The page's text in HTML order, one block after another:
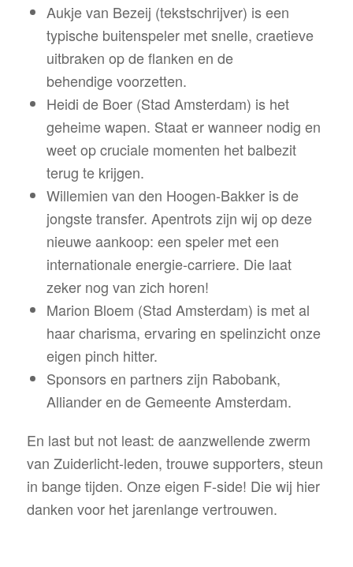
Aukje van Bezeij (tekstschrijver) is een
typische buitenspeler met snelle, craetieve
uitbraken op de flanken en de
behendige voorzetten.
Heidi de Boer (Stad Amsterdam) is het
geheime wapen. Staat er wanneer nodig en
weet op cruciale momenten het balbezit
terug te krijgen.
Willemien van den Hoogen-Bakker is de
jongste transfer. Apentrots zijn wij op deze
nieuwe aankoop: een speler met een
internationale energie-carriere. Die laat
zeker nog van zich horen!
Marion Bloem (Stad Amsterdam) is met al
haar charisma, ervaring en spelinzicht onze
eigen pinch hitter.
Sponsors en partners zijn Rabobank,
Alliander en de Gemeente Amsterdam.
En last but not least: de aanzwellende zwerm
van Zuiderlicht-leden, trouwe supporters, steun
in bange tijden. Onze eigen F-side! Die wij hier
danken voor het jarenlange vertrouwen.